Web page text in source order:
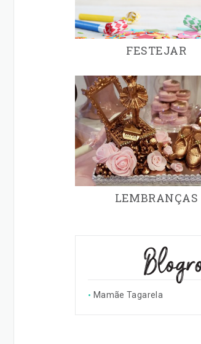
FESTEJAR
LEMBRANÇAS
Mamãe Tagarela